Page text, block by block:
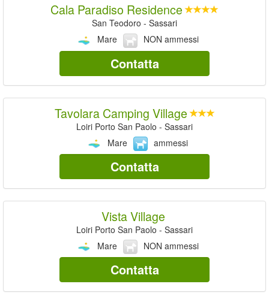
Cala Paradiso Residence
San Teodoro - Sassari
Mare
NON ammessi
Contatta
Tavolara Camping Village
Loiri Porto San Paolo - Sassari
Mare
ammessi
Contatta
Vista Village
Loiri Porto San Paolo - Sassari
Mare
NON ammessi
Contatta